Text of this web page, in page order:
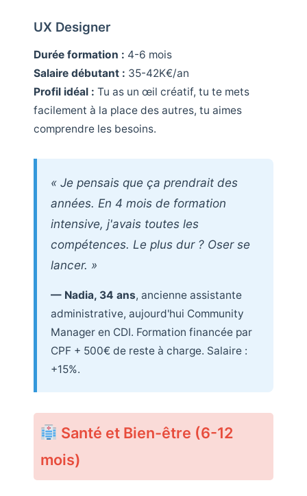
UX Designer
Durée formation : 4-6 mois
Salaire débutant : 35-42K€/an
Profil idéal : Tu as un œil créatif, tu te mets
facilement à la place des autres, tu aimes
comprendre les besoins.
« Je pensais que ça prendrait des
années. En 4 mois de formation
intensive, j'avais toutes les
compétences. Le plus dur ? Oser se
lancer. »
— Nadia, 34 ans, ancienne assistante
administrative, aujourd'hui Community
Manager en CDI. Formation financée par
CPF + 500€ de reste à charge. Salaire :
+15%.
Santé et Bien-être (6-12
mois)